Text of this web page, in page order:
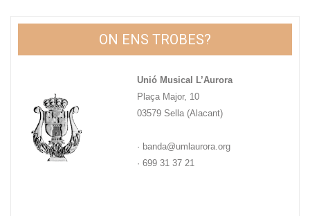
ON ENS TROBES?
Unió Musical L’Aurora
Plaça Major, 10
03579 Sella (Alacant)
· banda@umlaurora.org
· 699 31 37 21